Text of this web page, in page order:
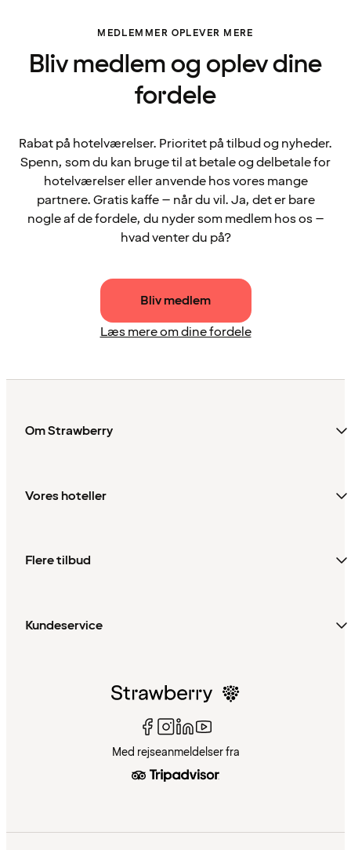
MEDLEMMER OPLEVER MERE
Bliv medlem og oplev dine
fordele
Rabat på hotelværelser. Prioritet på tilbud og nyheder.
Spenn, som du kan bruge til at betale og delbetale for
hotelværelser eller anvende hos vores mange
partnere. Gratis kaffe – når du vil. Ja, det er bare
nogle af de fordele, du nyder som medlem hos os –
hvad venter du på?
Bliv medlem
Læs mere om dine fordele
Om Strawberry
Vores hoteller
Flere tilbud
Kundeservice
Med rejseanmeldelser fra